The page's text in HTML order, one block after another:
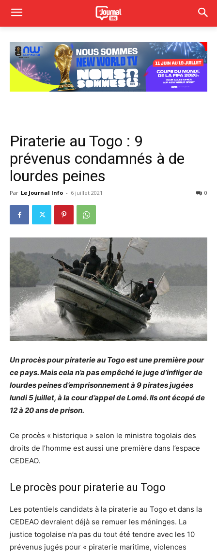
Piraterie au Togo : 9
prévenus condamnés à de
lourdes peines
Par Le Journal Info - 6 juillet 2021 0
Un procès pour piraterie au Togo est une première pour
ce pays. Mais cela n’a pas empêché le juge d’infliger de
lourdes peines d’emprisonnement à 9 pirates jugées
lundi 5 juillet, à la cour d’appel de Lomé. Ils ont écopé de
12 à 20 ans de prison.
Ce procès « historique » selon le ministre togolais des
droits de l’homme est aussi une première dans l’espace
CEDEAO.
Le procès pour piraterie au Togo
Les potentiels candidats à la piraterie au Togo et dans la
CEDEAO devraient déjà se remuer les méninges. La
justice togolaise n’a pas du tout été tendre avec les 10
prévenus jugés pour « piraterie maritime, violences